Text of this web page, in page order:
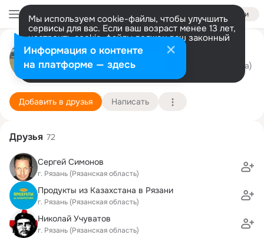
Войти
Мы используем cookie-файлы, чтобы улучшить
сервисы для вас. Если ваш возраст менее 13 лет,
настроить cookie-файлы должен ваш законный
представитель. Больше информации
Разрешить все Настроить
Андрей Мишкин
г. Рязань (Рязанская область)30 октября (63 года)
6 школа
Подробнее
Добавить в друзья Написать
Друзья 72
Сергей Симонов
г. Рязань (Рязанская область)
Продукты из Казахстана в Рязани
г. Рязань (Рязанская область)
Николай Учуватов
г. Рязань (Рязанская область)
Информация о контенте
на платформе — здесь